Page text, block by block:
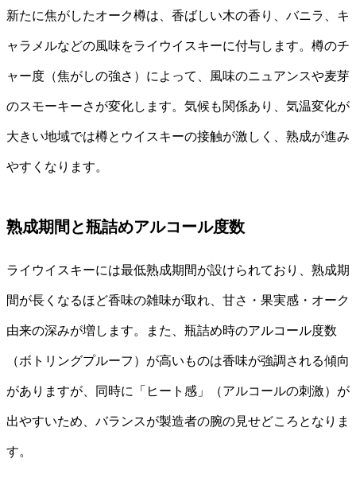
新たに焦がしたオーク樽は、香ばしい木の香り、バニラ、キ
ャラメルなどの風味をライウイスキーに付与します。樽のチ
ャー度（焦がしの強さ）によって、風味のニュアンスや麦芽
のスモーキーさが変化します。気候も関係あり、気温変化が
大きい地域では樽とウイスキーの接触が激しく、熟成が進み
やすくなります。
熟成期間と瓶詰めアルコール度数
ライウイスキーには最低熟成期間が設けられており、熟成期
間が長くなるほど香味の雑味が取れ、甘さ・果実感・オーク
由来の深みが増します。また、瓶詰め時のアルコール度数
（ボトリングプルーフ）が高いものは香味が強調される傾向
がありますが、同時に「ヒート感」（アルコールの刺激）が
出やすいため、バランスが製造者の腕の見せどころとなりま
す。